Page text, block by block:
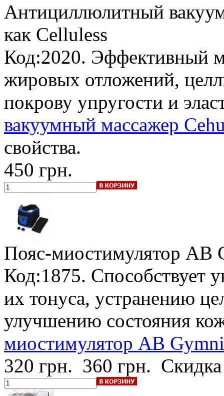
Антициллюлитный
как Celluless
Код:2020. Эффективный
жировых отложений,
покрову упругости и
вакуумный массажер
свойства.
450 грн.
Пояс-миостимулятор AB
Код:1875.
их тонуса, устранению
улучшению состояния
миостимулятор AB
320 грн. 360 грн.